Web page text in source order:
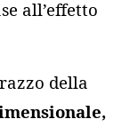
all’effetto
della